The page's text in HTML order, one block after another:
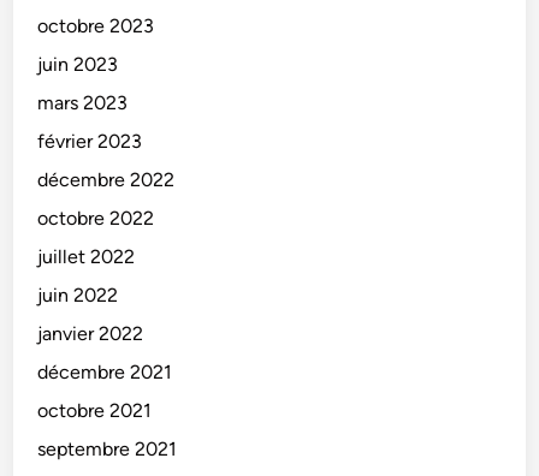
octobre 2023
juin 2023
mars 2023
février 2023
décembre 2022
octobre 2022
juillet 2022
juin 2022
janvier 2022
décembre 2021
octobre 2021
septembre 2021